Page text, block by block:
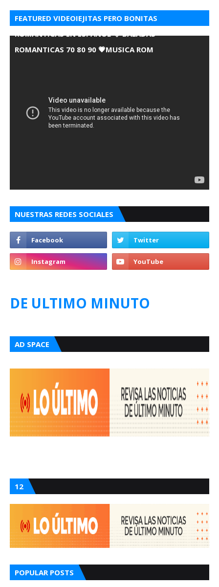
FEATURED VIDEOIEJITAS PERO BONITAS
ROMANTICAS EN ESPANOL 💘 BALADAS
ROMANTICAS 70 80 90 💗MUSICA ROM
NUESTRAS REDES SOCIALES
DE ULTIMO MINUTO
AD SPACE
12
POPULAR POSTS